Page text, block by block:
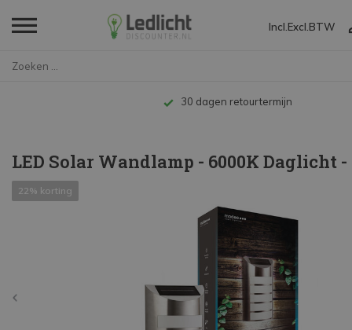
Incl. Excl. BTW
Tot 10 jaar garantie
LED Solar Wandlamp - 6000K Daglicht -
22% korting